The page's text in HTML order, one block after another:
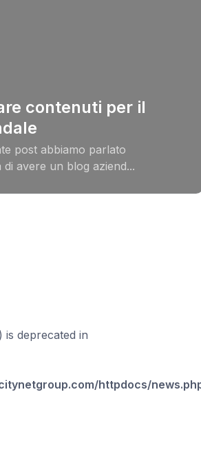
contenuti per il
post abbiamo parlato
avere un blog aziend...
is deprecated in
httpdocs/